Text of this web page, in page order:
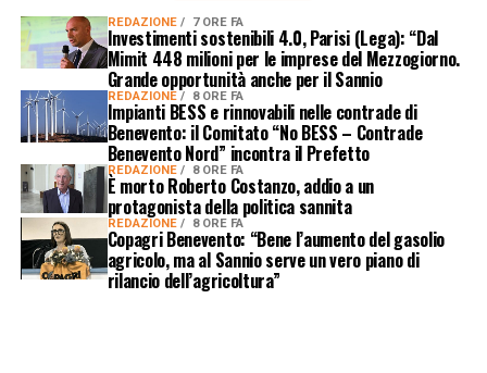
REDAZIONE 7 ORE FA
Investimenti sostenibili 4.0, Parisi (Lega): “Dal
Mimit 448 milioni per le imprese del Mezzogiorno.
Grande opportunità anche per il Sannio
REDAZIONE 8 ORE FA
Impianti BESS e rinnovabili nelle contrade di
Benevento: il Comitato “No BESS – Contrade
Benevento Nord” incontra il Prefetto
REDAZIONE 8 ORE FA
È morto Roberto Costanzo, addio a un
protagonista della politica sannita
REDAZIONE 8 ORE FA
Copagri Benevento: “Bene l’aumento del gasolio
agricolo, ma al Sannio serve un vero piano di
rilancio dell’agricoltura”